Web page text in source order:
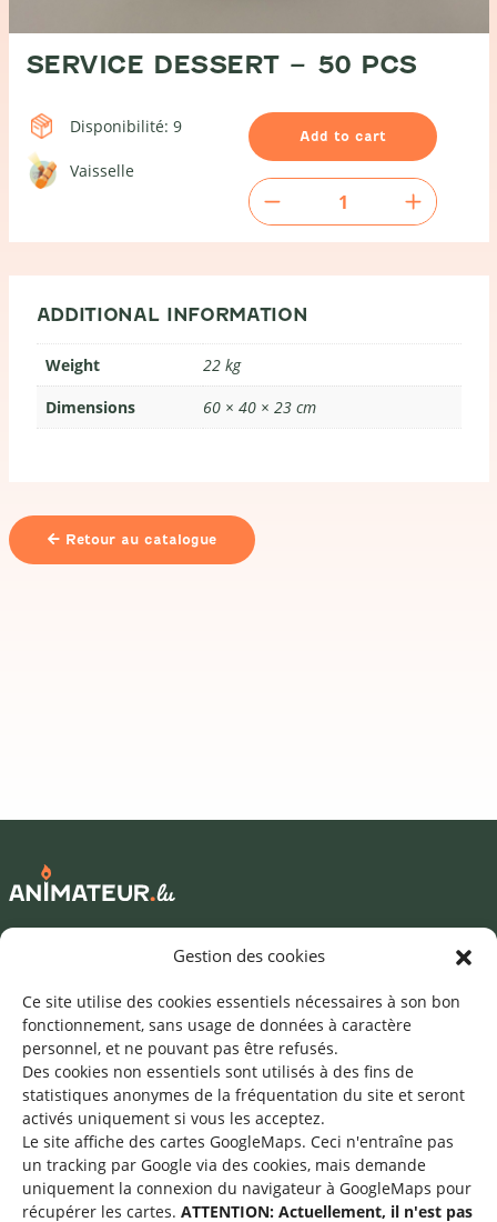
Gestion des cookies
Ce site utilise des cookies essentiels nécessaires à son bon
fonctionnement, sans usage de données à caractère
personnel, et ne pouvant pas être refusés.
Des cookies non essentiels sont utilisés à des fins de
statistiques anonymes de la fréquentation du site et seront
activés uniquement si vous les acceptez.
Le site affiche des cartes GoogleMaps. Ceci n'entraîne pas
un tracking par Google via des cookies, mais demande
uniquement la connexion du navigateur à GoogleMaps pour
récupérer les cartes. ATTENTION: Actuellement, il n'est pas
SERVICE DESSERT – 50 PCS
Disponibilité: 9
Vaisselle
Add to cart
Service
Dessert
pcs
quantity
ADDITIONAL INFORMATION
Weight
22 kg
Dimensions
60 × 40 × 23 cm
Retour au catalogue
Mentions légales
Une offre du